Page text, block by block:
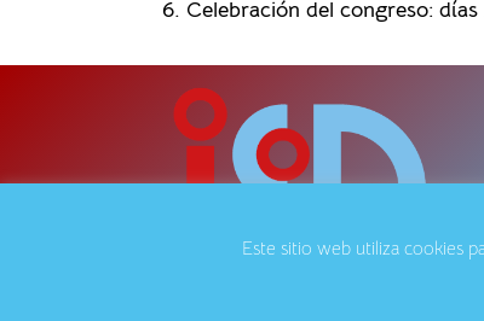
6. Celebración del congreso:
Este sitio web utiliza cookies